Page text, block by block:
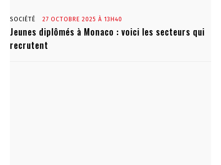
SOCIÉTÉ 27 OCTOBRE 2025 À 13H40
Jeunes diplômés à Monaco : voici les secteurs qui
recrutent